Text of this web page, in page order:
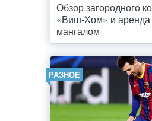
Обзор загородного
«Виш-Хом» и аренда
мангалом
РАЗНОЕ